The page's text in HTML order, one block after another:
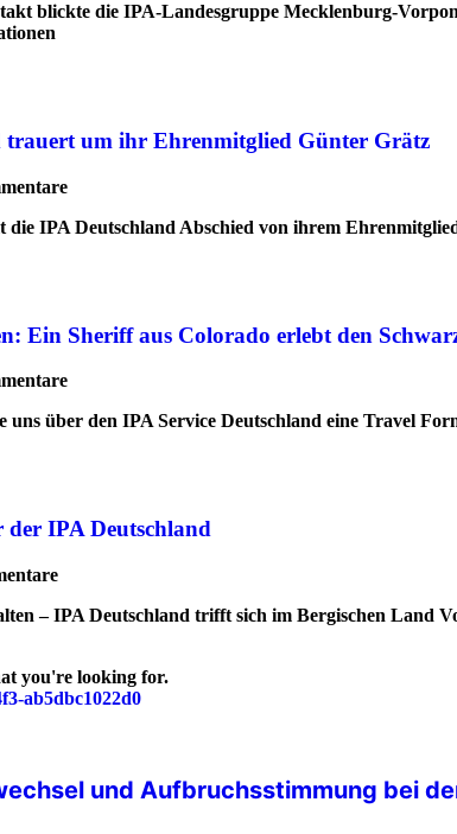
blickte die IPA-Landesgruppe Mecklenburg-
trauert um ihr Ehrenmitglied Günter Grätz
IPA Deutschland Abschied von ihrem
Ein Sheriff aus Colorado erlebt den
uns über den IPA Service Deutschland eine Travel
IPA Deutschland
– IPA Deutschland trifft sich im Bergischen Land
you're looking for.
und Aufbruchsstimmung bei